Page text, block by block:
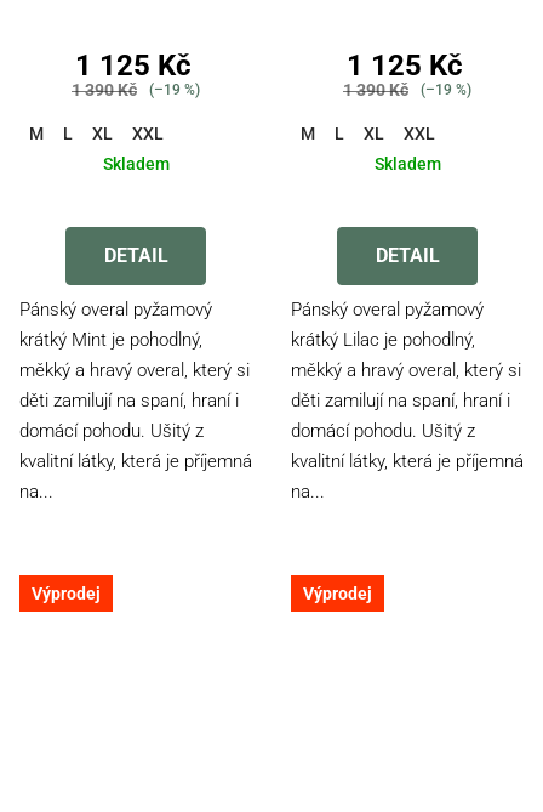
1 125 Kč
1 390 Kč (–19 %)
M L XL
XXL
Skladem
hodnocení
produktu
4,5
z
5
hvězdiček.
DETAIL
Pánský overal pyžamový
krátký Mint je pohodlný,
měkký a hravý overal, který si
děti zamilují na spaní, hraní i
domácí pohodu. Ušitý z
kvalitní látky, která je příjemná
na...
1 125 Kč
1 390 Kč (–19 %)
M L XL
XXL
Skladem
hodnocení
produktu
5,0
z
5
hvězdiček.
DETAIL
Pánský overal pyžamový
krátký Lilac je pohodlný,
měkký a hravý overal, který si
děti zamilují na spaní, hraní i
domácí pohodu. Ušitý z
kvalitní látky, která je příjemná
na...
Výprodej Výprodej